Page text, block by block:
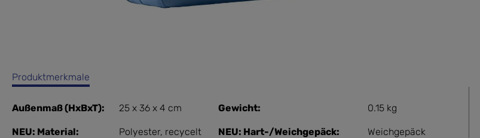
Produktmerkmale
Außenmaß (HxBxT): 25 x 36 x 4 cm Gewicht: 0.15 kg
NEU: Material: Polyester, recycelt NEU: Hart-/Weichgepäck: Weichgepäck